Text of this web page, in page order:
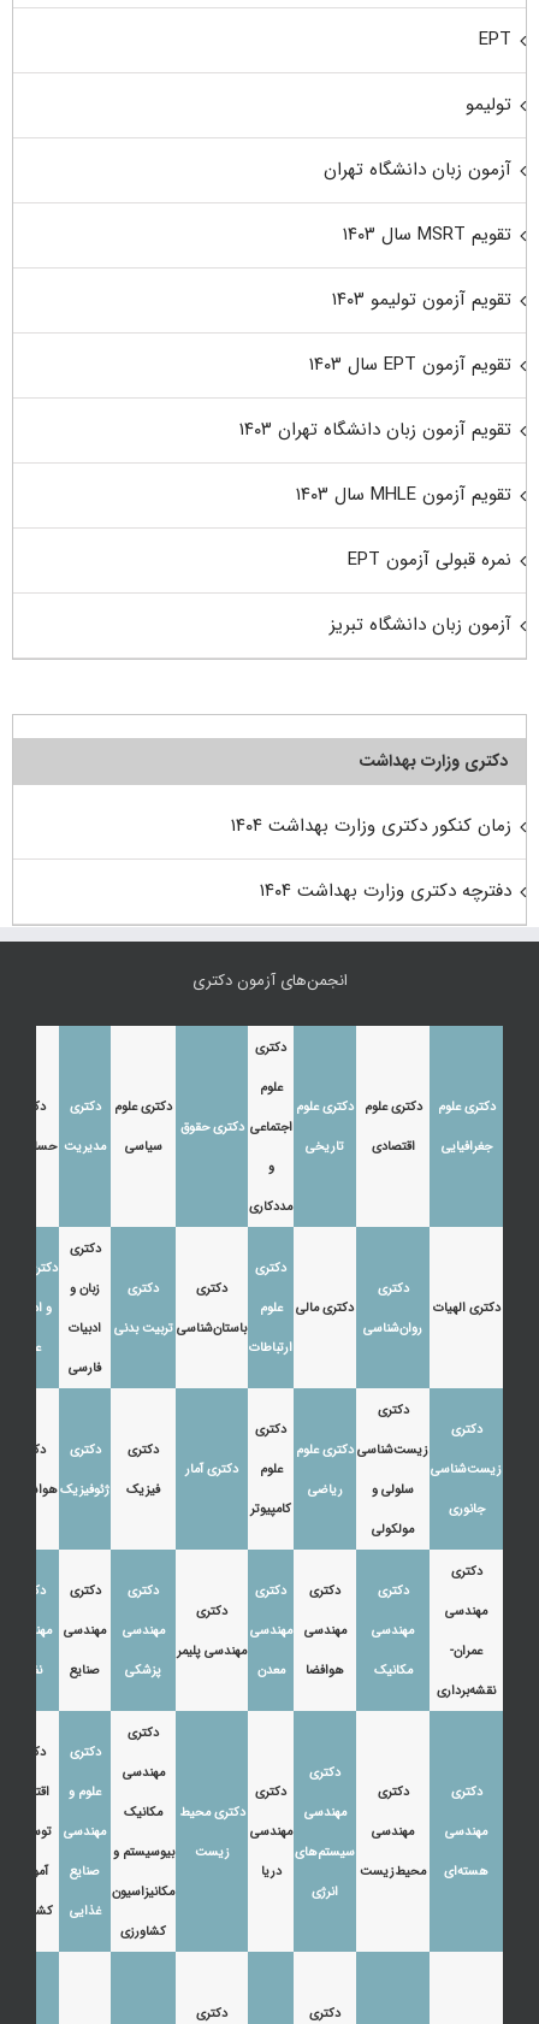
EPT
تولیمو
آزمون زبان دانشگاه تهران
تقویم MSRT سال ۱۴۰۳
تقویم آزمون تولیمو ۱۴۰۳
تقویم آزمون EPT سال ۱۴۰۳
تقویم آزمون زبان دانشگاه تهران ۱۴۰۳
تقویم آزمون MHLE سال ۱۴۰۳
نمره قبولی آزمون EPT
آزمون زبان دانشگاه تبریز
دکتری وزارت بهداشت
زمان کنکور دکتری وزارت بهداشت ۱۴۰۴
دفترچه دکتری وزارت بهداشت ۱۴۰۴
انجمن‌های آزمون دکتری
دکتری علوم
جغرافیایی
دکتری علوم
اقتصادی
دکتری علوم
تاریخی
دکتری
علوم
اجتماعی
و
مددکاری
دکتری حقوق
دکتری علوم
سیاسی
دکتری
مدیریت
دکتری
حسابداری
دکتری الهیات
دکتری
روان‌شناسی
دکتری مالی
دکتری
علوم
ارتباطات
دکتری
باستان‌شناسی
دکتری
تربیت بدنی
دکتری
زبان و
ادبیات
فارسی
دکتری زبان
و ادبیات
عرب
دکتری
زیست‌شناسی
جانوری
دکتری
زیست‌شناسی
سلولی و
مولکولی
دکتری علوم
ریاضی
دکتری
علوم
کامپیوتر
دکتری آمار
دکتری
فیزیک
دکتری
ژئوفیزیک
دکتری
هواشناسی
دکتری
مهندسی
عمران-
نقشه‌برداری
دکتری
مهندسی
مکانیک
دکتری
مهندسی
هوافضا
دکتری
مهندسی
معدن
دکتری
مهندسی پلیمر
دکتری
مهندسی
پزشکی
دکتری
مهندسی
صنایع
دکتری
مهندسی
نفت
دکتری
مهندسی
هسته‌ای
دکتری
مهندسی
محیط‌زیست
دکتری
مهندسی
سیستم‌های
انرژی
دکتری
مهندسی
دریا
دکتری محیط
زیست
دکتری
مهندسی
مکانیک
بیوسیستم و
مکانیزاسیون
کشاورزی
دکتری
علوم و
مهندسی
صنایع
غذایی
دکتری
اقتصاد،
توسعه و
آموزش
کشاورزی
دکتری
دکتری